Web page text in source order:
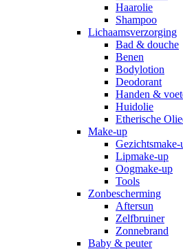
Haarolie
Shampoo
Lichaamsverzorging
Bad & douche
Benen
Bodylotion
Deodorant
Handen &
Huidolie
Etherische
Make-up
Gezichtsmake-
Lipmake-up
Oogmake-up
Tools
Zonbescherming
Aftersun
Zelfbruiner
Zonnebrand
Baby & peuter